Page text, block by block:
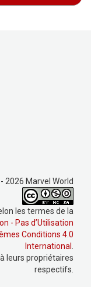
2026 Marvel World
les termes de la
- Pas d’Utilisation
Conditions 4.0
International .
leurs propriétaires
respectifs.